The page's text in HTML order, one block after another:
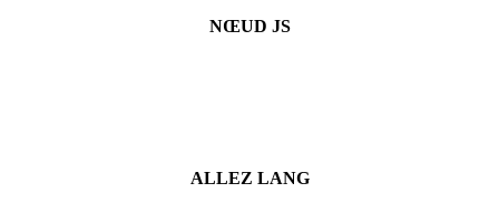
NŒUD JS
ALLEZ LANG